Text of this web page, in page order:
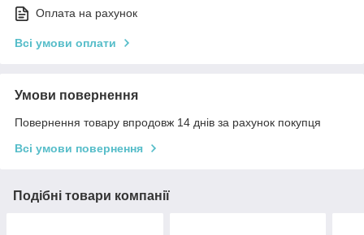
Оплата на рахунок
Всі умови оплати
Умови повернення
Повернення товару впродовж 14 днів за рахунок покупця
Всі умови повернення
Подібні товари компанії